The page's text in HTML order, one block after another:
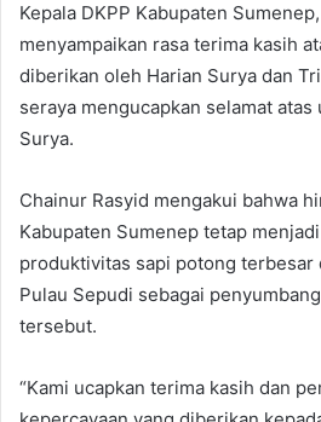
Kepala DKPP Kabupaten
menyampaikan rasa terima kasih
diberikan oleh Harian Surya dan
seraya mengucapkan selamat
Surya.
Chainur Rasyid mengakui bahwa
Kabupaten Sumenep tetap
produktivitas sapi potong terbesar
Pulau Sepudi sebagai
tersebut.
“Kami ucapkan terima kasih dan